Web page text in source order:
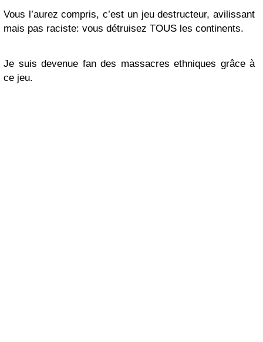
Vous l’aurez compris, c’est un jeu destructeur, avilissant
mais pas raciste: vous détruisez TOUS les continents.
Je suis devenue fan des massacres ethniques grâce à
ce jeu.